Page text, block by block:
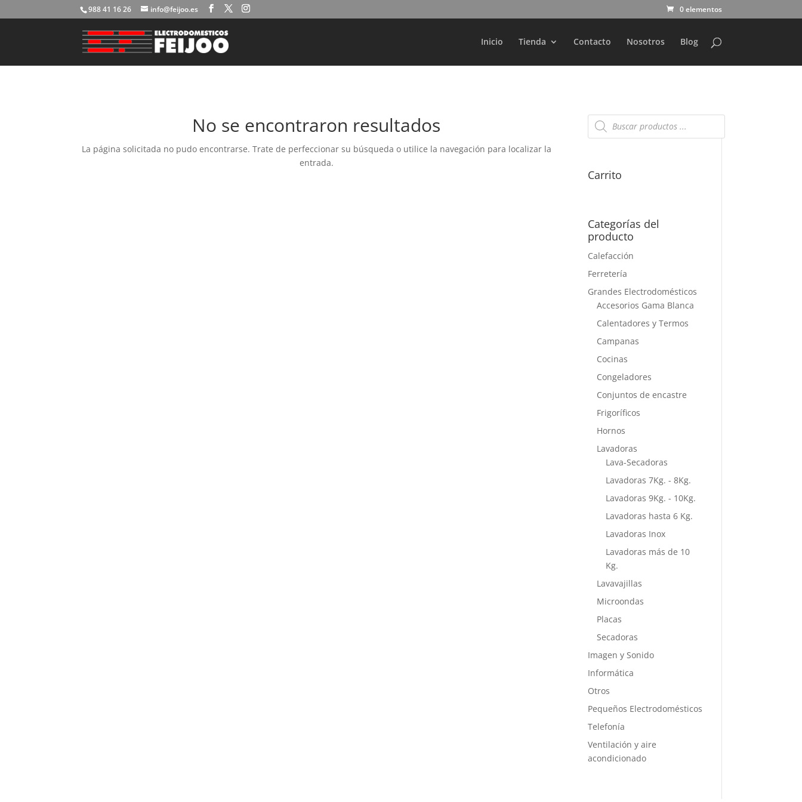
988 41 16 26 info@feijoo.es 0 elementos
Inicio Tienda Contacto Nosotros Blog
Búsqueda
productos
No se encontraron resultados
La página solicitada no pudo encontrarse. Trate de perfeccionar su búsqueda o utilice la navegación para localizar la
entrada.
Búsqueda
de
productos
Carrito
Categorías del
producto
Calefacción
Ferretería
Grandes Electrodomésticos
Accesorios Gama Blanca
Calentadores y Termos
Campanas
Cocinas
Congeladores
Conjuntos de encastre
Frigoríficos
Hornos
Lavadoras
Lava-Secadoras
Lavadoras 7Kg. - 8Kg.
Lavadoras 9Kg. - 10Kg.
Lavadoras hasta 6 Kg.
Lavadoras Inox
Lavadoras más de 10
Kg.
Lavavajillas
Microondas
Placas
Secadoras
Imagen y Sonido
Informática
Otros
Pequeños Electrodomésticos
Telefonía
Ventilación y aire
acondicionado